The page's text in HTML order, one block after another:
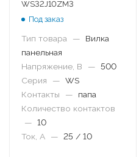
WS32J10ZM3
Под заказ
Тип товара —
Вилка
панельная
Напряжение, В
— 500
Серия
— WS
Контакты
—
папа
Количество контактов
— 10
Ток, А
— 25 / 10